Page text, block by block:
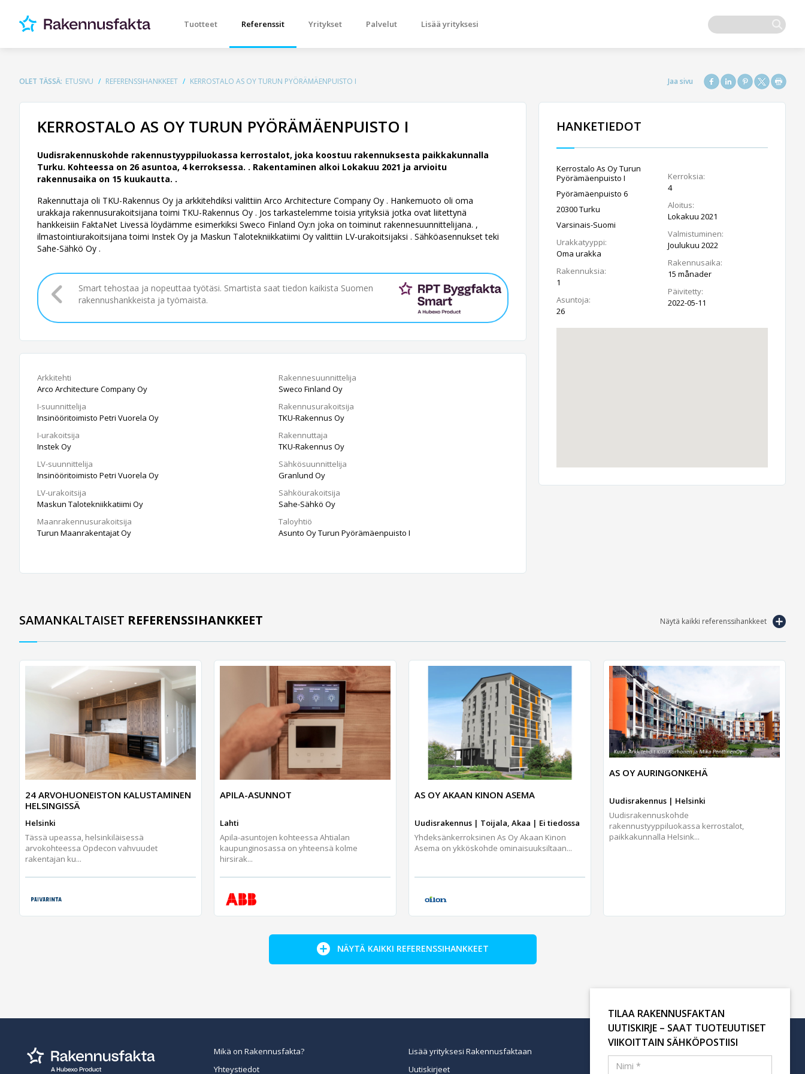
Tuotteet Referenssit Yritykset Palvelut Lisää yrityksesi
OLET TÄSSÄ: ETUSIVU REFERENSSIHANKKEET KERROSTALO AS OY TURUN PYÖRÄMÄENPUISTO I
KERROSTALO AS OY TURUN PYÖRÄMÄENPUISTO I
Uudisrakennuskohde rakennustyyppiluokassa kerrostalot, joka koostuu rakennuksesta paikkakunnalla
Turku. Kohteessa on 26 asuntoa, 4 kerroksessa. . Rakentaminen alkoi Lokakuu 2021 ja arvioitu
rakennusaika on 15 kuukautta. .
Rakennuttaja oli TKU-Rakennus Oy ja arkkitehdiksi valittiin Arco Architecture Company Oy . Hankemuoto oli oma
urakkaja rakennusurakoitsijana toimi TKU-Rakennus Oy . Jos tarkastelemme toisia yrityksiä jotka ovat liitettynä
hankkeisiin FaktaNet Livessä löydämme esimerkiksi Sweco Finland Oy:n joka on toiminut rakennesuunnittelijana. ,
ilmastointiurakoitsijana toimi Instek Oy ja Maskun Talotekniikkatiimi Oy valittiin LV-urakoitsijaksi . Sähköasennukset teki
Sahe-Sähkö Oy .
Smart tehostaa ja nopeuttaa työtäsi. Smartista saat tiedon kaikista Suomen
rakennushankkeista ja työmaista.
Arkkitehti
Arco Architecture Company Oy
I-suunnittelija
Insinööritoimisto Petri Vuorela Oy
I-urakoitsija
Instek Oy
LV-suunnittelija
Insinööritoimisto Petri Vuorela Oy
LV-urakoitsija
Maskun Talotekniikkatiimi Oy
Maanrakennusurakoitsija
Turun Maanrakentajat Oy
Rakennesuunnittelija
Sweco Finland Oy
Rakennusurakoitsija
TKU-Rakennus Oy
Rakennuttaja
TKU-Rakennus Oy
Sähkösuunnittelija
Granlund Oy
Sähköurakoitsija
Sahe-Sähkö Oy
Taloyhtiö
Asunto Oy Turun Pyörämäenpuisto I
HANKETIEDOT
Kerrostalo As Oy Turun
Pyörämäenpuisto I
Pyörämäenpuisto 6
20300 Turku
Varsinais-Suomi
Urakkatyyppi:
Oma urakka
Rakennuksia:
1
Asuntoja:
26
Kerroksia:
4
Aloitus:
Lokakuu 2021
Valmistuminen:
Joulukuu 2022
Rakennusaika:
15 månader
Päivitetty:
2022-05-11
Näytä kaikki referenssihankkeet
SAMANKALTAISET REFERENSSIHANKKEET
24 ARVOHUONEISTON KALUSTAMINEN
HELSINGISSÄ
Helsinki
Tässä upeassa, helsinkiläisessä
arvokohteessa Opdecon vahvuudet
rakentajan ku...
APILA-ASUNNOT
Lahti
Apila-asuntojen kohteessa Ahtialan
kaupunginosassa on yhteensä kolme
hirsirak...
AS OY AKAAN KINON ASEMA
Uudisrakennus | Toijala, Akaa | Ei tiedossa
Yhdeksänkerroksinen As Oy Akaan Kinon
Asema on ykköskohde ominaisuuksiltaan...
AS OY AURINGONKEHÄ
Uudisrakennus | Helsinki
Uudisrakennuskohde
rakennustyyppiluokassa kerrostalot,
paikkakunnalla Helsink...
NÄYTÄ KAIKKI REFERENSSIHANKKEET
Mikä on Rakennusfakta?
Yhteystiedot
Lisää yrityksesi Rakennusfaktaan
Uutiskirjeet
TILAA RAKENNUSFAKTAN
UUTISKIRJE – SAAT TUOTEUUTISET
VIIKOITTAIN SÄHKÖPOSTIISI